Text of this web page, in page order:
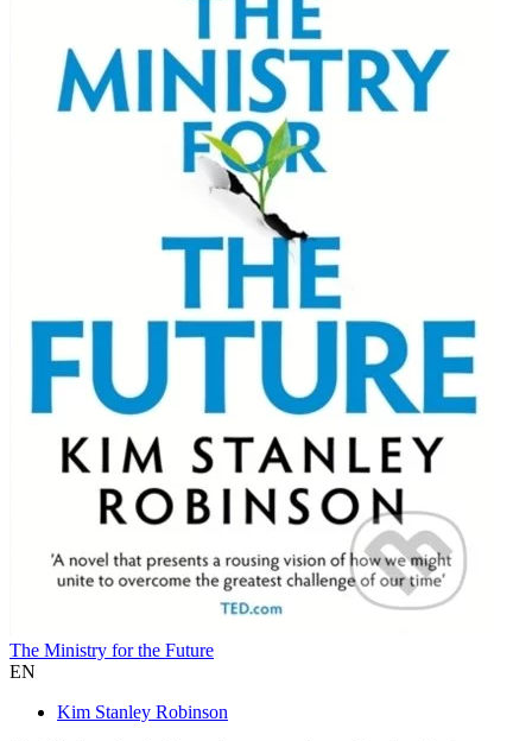
The Ministry for the Future
EN
Kim Stanley Robinson